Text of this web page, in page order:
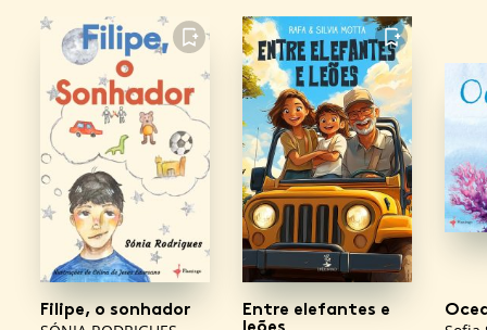
FAVORITO
Filipe, o sonhador
FAVORITO
Entre elefantes e